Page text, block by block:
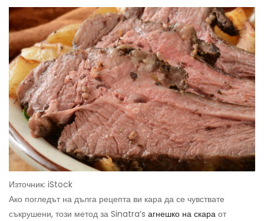
Източник: iStock
Ако погледът на дълга рецепта ви кара да се чувствате
съкрушени, този метод за Sinatra’s агнешко на скара от